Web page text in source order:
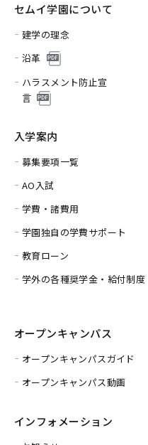
セムイ学園について
建学の理念
沿革
ハラスメント防止宣
言
入学案内
募集要項一覧
AO入試
学費・諸費用
学園独自の学費サポート
教育ローン
学外の各種奨学金・給付制度
オープンキャンパス
オープンキャンパスガイド
オープンキャンパス動画
インフォメーション